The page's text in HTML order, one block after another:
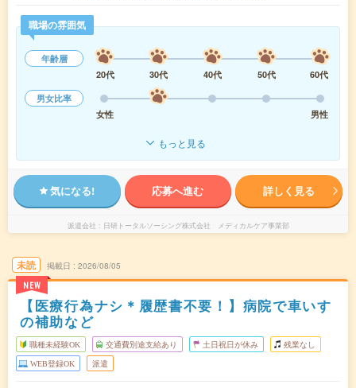
職場の雰囲気
年齢層
20代
30代 40代 50代
60代
男女比率
女性
男性
もっと見る
気になる! 応募へ進む 詳しく見る
派遣会社 日研トータルソーシング株式会社 メディカルケア事業部
未読
NEW
掲載日 2026/08/05
【医療行為ナシ＊履歴書不要！】病院で車いす
の補助など
職種未経験OK 交通費別途支給あり 土日祝日が休み 残業なし
WEB登録OK 派遣